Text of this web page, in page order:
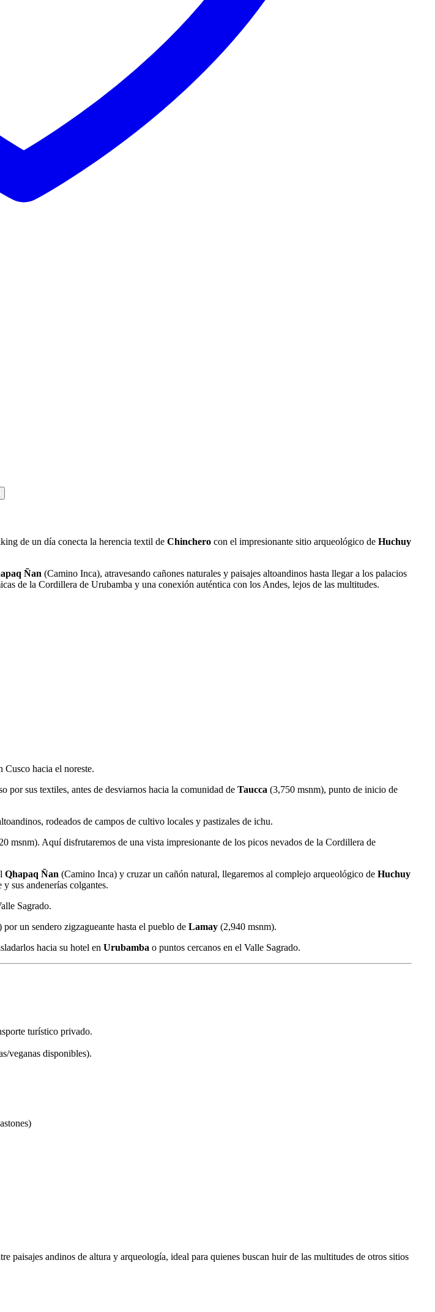
de un día conecta la herencia textil de Chinchero con el impresionante sitio arqueológico de Huchuy
Ñan (Camino Inca), atravesando cañones naturales y paisajes altoandinos hasta llegar a los palacios
de la Cordillera de Urubamba y una conexión auténtica con los Andes, lejos de las multitudes.
Cusco hacia el noreste.
por sus textiles, antes de desviarnos hacia la comunidad de Taucca (3,750 msnm), punto de inicio de
rodeados de campos de cultivo locales y pastizales de ichu.
msnm). Aquí disfrutaremos de una vista impresionante de los picos nevados de la Cordillera de
Qhapaq Ñan (Camino Inca) y cruzar un cañón natural, llegaremos al complejo arqueológico de Huchuy
sus andenerías colgantes.
Sagrado.
un sendero zigzagueante hasta el pueblo de Lamay (2,940 msnm).
hacia su hotel en Urubamba o puntos cercanos en el Valle Sagrado.
turístico privado.
veganas disponibles).
paisajes andinos de altura y arqueología, ideal para quienes buscan huir de las multitudes de otros sitios